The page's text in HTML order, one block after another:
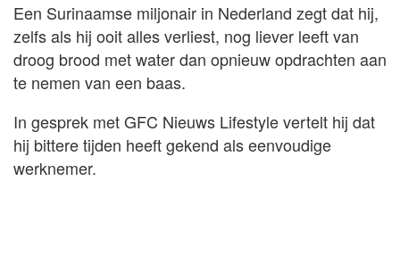
Een Surinaamse miljonair in Nederland zegt dat hij,
zelfs als hij ooit alles verliest, nog liever leeft van
droog brood met water dan opnieuw opdrachten aan
te nemen van een baas.
In gesprek met GFC Nieuws Lifestyle vertelt hij dat
hij bittere tijden heeft gekend als eenvoudige
werknemer.